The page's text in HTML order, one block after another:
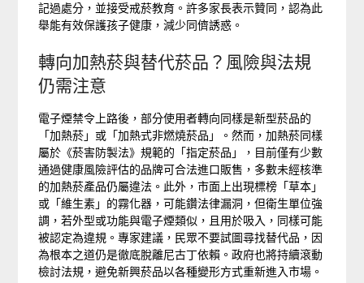
記過處分，並接受戒菸教育。許多家長表示贊同，認為此
舉能有效保護孩子健康，減少同儕誘惑。
轉向加熱菸與替代菸品？風險與法規
仍需注意
電子煙禁令上路後，部分使用者轉向同樣是新型菸品的
「加熱菸」或「加熱式非燃燒菸品」。然而，加熱菸同樣
屬於《菸害防製法》規範的「指定菸品」，目前僅有少數
通過健康風險評估的品牌可合法進口販售，多數未經核準
的加熱菸產品仍屬違法。此外，市面上出現標榜「草本」
或「維生素」的霧化器，可能鑽法律漏洞，但衛生單位強
調，若外型或功能與電子煙類似，且用於吸入，同樣可能
被認定為違規。專家建議，民眾不要試圖尋找替代品，因
為根本之道仍是徹底脫離尼古丁依賴。政府也將持續滾動
檢討法規，避免新興菸品以各種變形方式重新進入市場。